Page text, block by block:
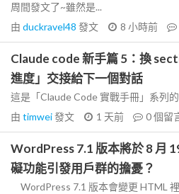
周間發文了~雖然是...
由 duckravel48 發文 8 小時前
Claude code 新手篇 5：換
進度」交接給下一個對話
這是「Claude Code 實戰手冊」系列
由 timwei發文 1 天前 0個留
WordPress 7.1 版本將於 8 月
礙功能引發用戶群的擔憂？
WordPress 7.1 版本會變更 HTML